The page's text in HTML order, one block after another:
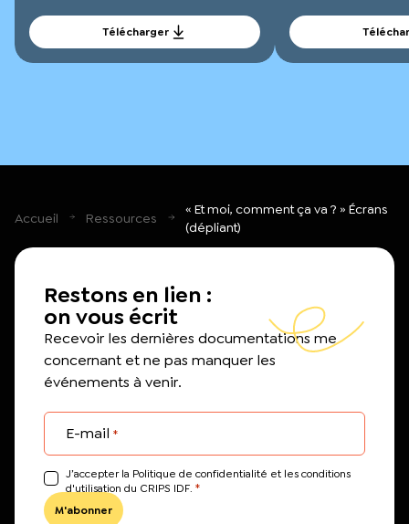
Télécharger
Accueil Ressources
« Et moi, comment ça va ? » Écrans
(dépliant)
Restons en lien :
on vous écrit
Recevoir les dernières documentations me
concernant et ne pas manquer les
événements à venir.
E-mail *
J’accepter la Politique de confidentialité et les conditions
d'utilisation du CRIPS IDF. *